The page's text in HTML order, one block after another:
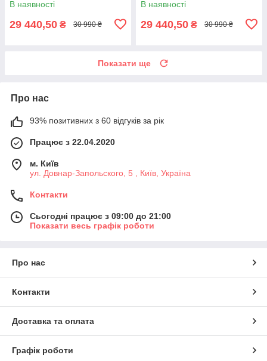
В наявності
29 440,50 ₴ 30 990 ₴
В наявності
29 440,50 ₴ 30 990 ₴
Показати ще
Про нас
93% позитивних з 60 відгуків за рік
Працює з 22.04.2020
м. Київ
ул. Довнар-Запольского, 5 , Київ, Україна
Контакти
Сьогодні працює з 09:00 до 21:00
Показати весь графік роботи
Про нас
Контакти
Доставка та оплата
Графік роботи